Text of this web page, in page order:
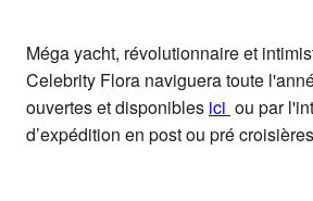
Méga yacht, révolutionnaire et
Celebrity Flora naviguera toute
ouvertes et disponibles ici ou par
d’expédition en post ou pré